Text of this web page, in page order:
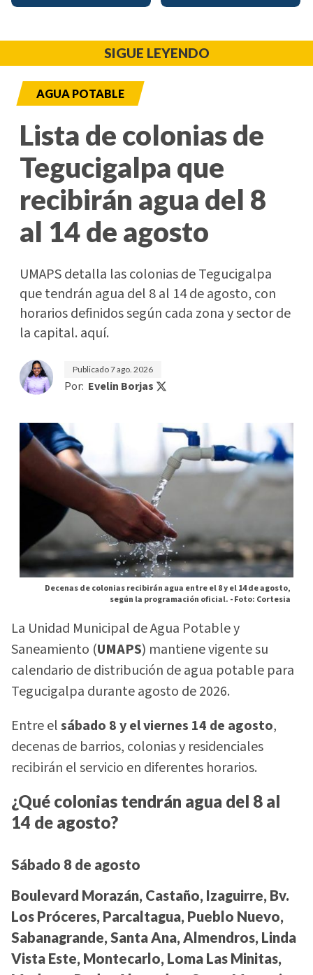
SIGUE LEYENDO
AGUA POTABLE
Lista de colonias de
Tegucigalpa que
recibirán agua del 8
al 14 de agosto
UMAPS detalla las colonias de Tegucigalpa
que tendrán agua del 8 al 14 de agosto, con
horarios definidos según cada zona y sector de
la capital. aquí.
Publicado7 ago. 2026
Por: Evelin Borjas
Decenas de colonias recibirán agua entre el 8 y el 14 de agosto,
según la programación oficial. -Foto: Cortesia
La Unidad Municipal de Agua Potable y
Saneamiento (UMAPS) mantiene vigente su
calendario de distribución de agua potable para
Tegucigalpa durante agosto de 2026.
Entre elsábado 8 y el viernes 14 de agosto,
decenas de barrios, colonias y residenciales
recibirán el servicio en diferentes horarios.
¿Qué colonias tendrán agua del 8 al
14 de agosto?
Sábado 8 de agosto
Boulevard Morazán, Castaño, Izaguirre, Bv.
Los Próceres, Parcaltagua, Pueblo Nuevo,
Sabanagrande, Santa Ana, Almendros, Linda
Vista Este, Montecarlo, Loma Las Minitas,